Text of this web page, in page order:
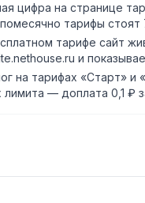
цифра на странице
тарифы стоят
тарифе сайт
и
на тарифах «Старт» и
лимита — доплата 0,1 ₽